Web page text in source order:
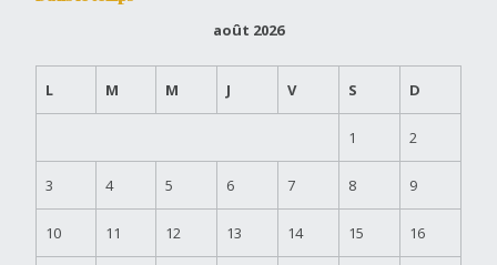
août 2026
L M M J V S D
1 2
3 4 5 6 7 8 9
10 11 12 13 14 15 16